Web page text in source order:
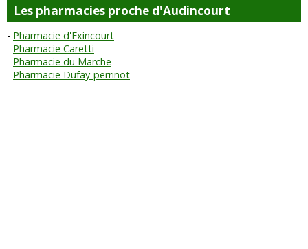
Les pharmacies proche d'Audincourt
Pharmacie d'Exincourt
Pharmacie Caretti
Pharmacie du Marche
Pharmacie Dufay-perrinot